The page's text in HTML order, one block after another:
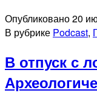
Опубликовано20
В рубрике Podcast,
В отпуск с